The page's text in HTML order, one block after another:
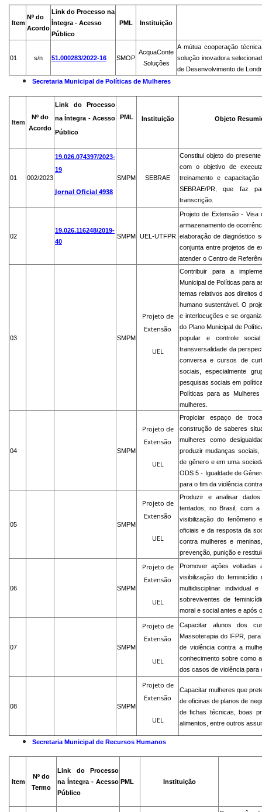
Item
Nº do
Acordo
Link do Processo na
Íntegra - Acesso
Público
PML Instituição
01 s/n 51.000283/2022-16 SMOP
AcquaConte
Soluções
A mútua cooperação
solução inovadora
de Desenvolvimento de
Secretaria Municipal de Políticas de Mulheres
Item
Nº do
Acordo
Link do Processo
na Íntegra - Acesso
Público
PML Instituição Objeto
01 002/2023
19.026.074397/2023-
19
Jornal Oficial 4938
SMPM SEBRAE
Constitui objeto do
com o objetivo de
treinamento e
SEBRAE/PR, que faz
transcrição.
02
19.026.116248/2019-
40
SMPM UEL-UTFPR
Projeto de Extensão - Visa
armazenamento de
elaboração de diagnóstico
conjunta entre projetos de
atender o Centro de
03 SMPM
Projeto de
Extensão
UEL
Contribuir para a
Municipal de Políticas para
temas relativos aos direitos
humano sustentável. O
e interlocuções e se
do Plano Municipal de
popular e controle
transversalidade da
conversa e cursos de
sociais, especialmente
pesquisas sociais em
Políticas para as
mulheres.
04 SMPM
Projeto de
Extensão
UEL
Propiciar espaço de
construção de saberes
mulheres como
produzir mudanças sociais,
de gênero e em uma
ODS 5 - Igualdade de
para o fim da violência
05 SMPM
Projeto de
Extensão
UEL
Produzir e analisar
tentados, no Brasil, com a
visibilização do fenômeno
oficiais e da resposta da
contra mulheres e
prevenção, punição e
06 SMPM
Projeto de
Extensão
UEL
Promover ações voltadas
visibilização do
multidisciplinar individual
sobreviventes de
moral e social antes e após
07 SMPM
Projeto de
Extensão
UEL
Capacitar alunos dos
Massoterapia do IFPR,
de violência contra a
conhecimento sobre como
dos casos de violência para
08 SMPM
Projeto de
Extensão
UEL
Capacitar mulheres que
de oficinas de planos de
de fichas técnicas, boas
alimentos, entre outros
Secretaria Municipal de Recursos Humanos
Item
Nº do
Termo
Link do Processo
na Íntegra - Acesso
Público
PML Instituição